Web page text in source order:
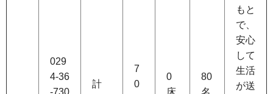
もと
で、
安心
して
生活
が送
029
4-36
-730
計
7
0
0
床
80
名